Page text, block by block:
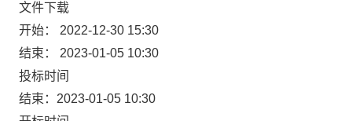
文件下载
开始： 2022-12-30 15:30
结束： 2023-01-05 10:30
投标时间
结束：2023-01-05 10:30